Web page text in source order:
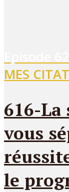
MES
616-La
vous
le